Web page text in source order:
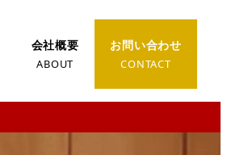
会社概要
ABOUT
お問い合わせ
CONTACT